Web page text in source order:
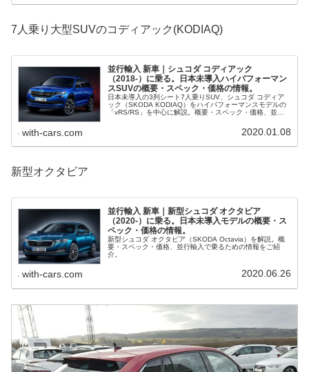
7人乗り大型SUVのコディアック(KODIAQ)
並行輸入 新車｜シュコダ コディアック
（2018-）に乗る。日本未導入ハイパフォーマン
スSUVの概要・スペック・価格の情報。
日本未導入の3列シート7人乗りSUV、シュコダ コディア
ック（SKODA KODIAQ）をハイパフォーマンスモデルの
「vRS/RS」を中心に解説。概要・スペック・価格、並行
with-cars.com 2020.01.08
新型オクタビア
並行輸入 新車｜新型シュコダ オクタビア
（2020-）に乗る。日本未導入モデルの概要・ス
ペック・価格の情報。
新型シュコダ オクタビア（SKODA Octavia）を解説。概
要・スペック・価格、並行輸入で乗るための情報をご紹
介。
with-cars.com 2020.06.26